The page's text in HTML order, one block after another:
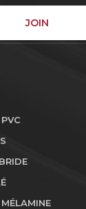
JOIN